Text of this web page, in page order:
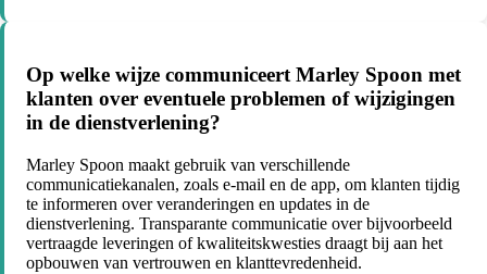
Op welke wijze communiceert Marley Spoon met
klanten over eventuele problemen of wijzigingen
in de dienstverlening?
Marley Spoon maakt gebruik van verschillende
communicatiekanalen, zoals e-mail en de app, om klanten tijdig
te informeren over veranderingen en updates in de
dienstverlening. Transparante communicatie over bijvoorbeeld
vertraagde leveringen of kwaliteitskwesties draagt bij aan het
opbouwen van vertrouwen en klanttevredenheid.